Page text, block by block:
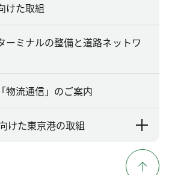
けた取組
ーミナルの整備と道路ネットワ
物流通信」のご案内
けた東京港の取組